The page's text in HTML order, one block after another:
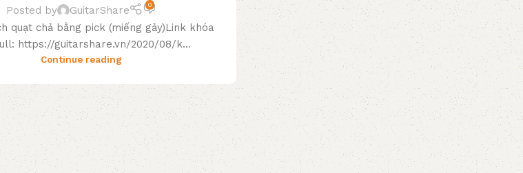
Posted by GuitarShare 0
quạt chả bằng pick (miếng gảy)Link khóa
https://guitarshare.vn/2020/08/k...
Continue reading
rải
Posted by GuitarShare 0
Bài 20: Các dùng pick (miếng gảy) để đệm hát các
rảiLink khóa học Full: https://guitarshar...
Continue reading